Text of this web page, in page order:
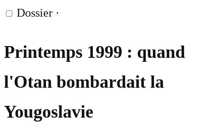
Dossier ·
Printemps 1999 : quand
l'Otan bombardait la
Yougoslavie